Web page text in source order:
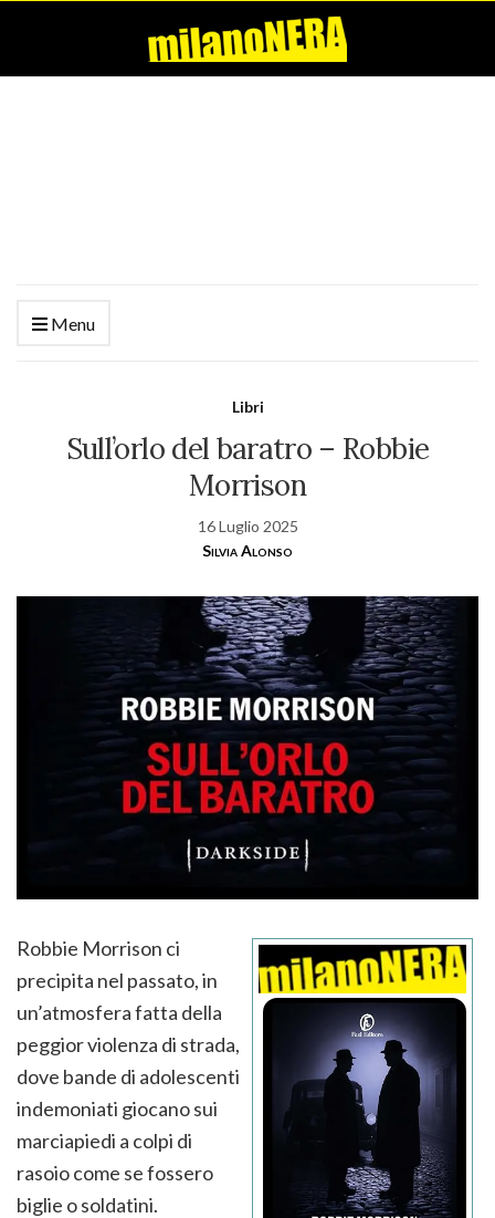
Menu
Libri
Sull’orlo del baratro – Robbie
Morrison
16 Luglio 2025
Silvia Alonso
Robbie Morrison ci
precipita nel passato, in
un’atmosfera fatta della
peggior violenza di strada,
dove bande di adolescenti
indemoniati giocano sui
marciapiedi a colpi di
rasoio come se fossero
biglie o soldatini.